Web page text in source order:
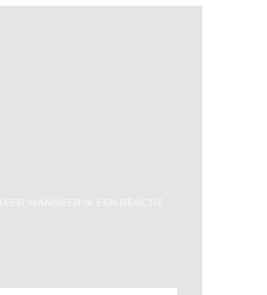
WANNEER IK EEN REACTIE